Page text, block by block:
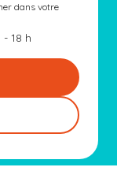
dans votre
18 h